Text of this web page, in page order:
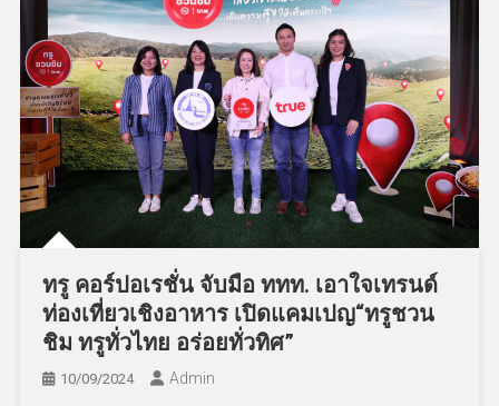
ทรู คอร์ปอเรชั่น จับมือ ททท. เอาใจเทรนด์
ท่องเที่ยวเชิงอาหาร เปิดแคมเปญ“ทรูชวน
ชิม ทรูทั่วไทย อร่อยทั่วทิศ”
10/09/2024 Admin